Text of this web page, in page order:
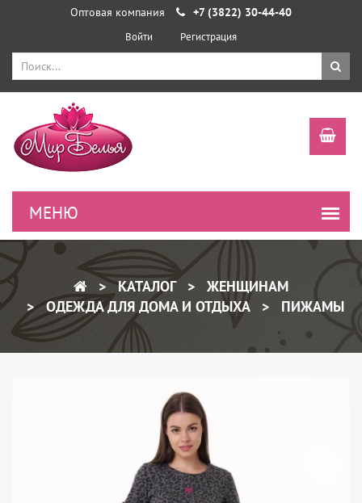
Оптовая компания +7 (3822) 30-44-40
Войти Регистрация
КАТАЛОГ
ЖЕНЩИНАМ
ОДЕЖДА ДЛЯ ДОМА И ОТДЫХА
ПИЖАМЫ